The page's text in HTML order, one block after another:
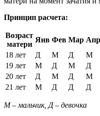
Принцип расчета:
Возраст
матери
Янв Фев Мар Апр
18 лет
Д М Д М
19 лет
М Д М Д
20 лет
Д М Д М
21 лет
М Д Д Д
М – мальчик, Д – девочка